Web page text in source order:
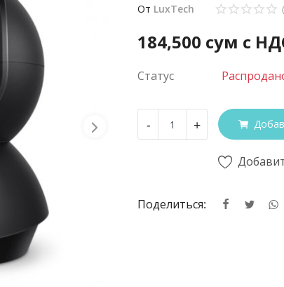
От LuxTech
184,500 сум с
Статус
- +
Поделиться: